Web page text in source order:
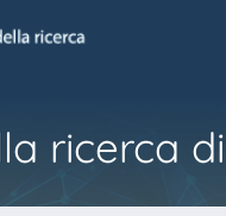
ricerca